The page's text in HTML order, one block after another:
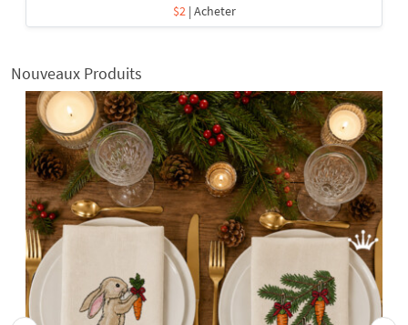
$2 | Acheter
Nouveaux Produits